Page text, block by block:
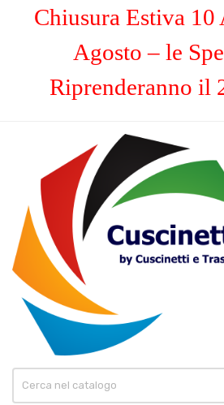
Chiusura Estiva 10
Agosto – le
Riprenderanno il